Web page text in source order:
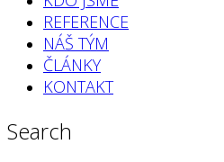
REFERENCE
NÁŠ TÝM
ČLÁNKY
KONTAKT
Search